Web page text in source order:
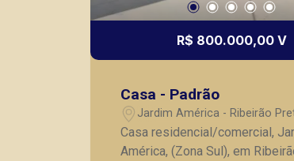
R$ 800.000,00 V
Casa - Padrão
Jardim América - Ribeirão
Casa residencial/comercial,
América, (Zona Sul), em